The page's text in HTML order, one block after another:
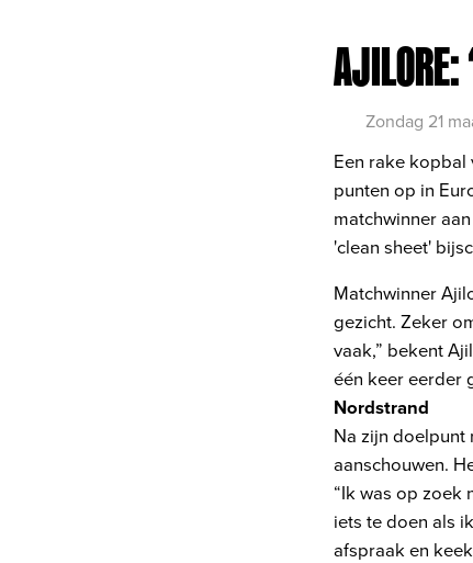
AJILORE:
Zondag 21
Een rake
punten op in
matchwinner
'clean sheet'
Matchwinner
gezicht. Zeker
vaak,” bekent
één keer eerder
Nordstrand
Na zijn doelpunt
aanschouwen.
“Ik was op zoek
iets te doen als
afspraak en